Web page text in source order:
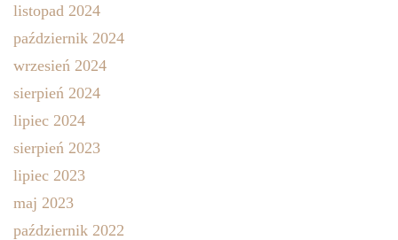
listopad 2024
październik 2024
wrzesień 2024
sierpień 2024
lipiec 2024
sierpień 2023
lipiec 2023
maj 2023
październik 2022